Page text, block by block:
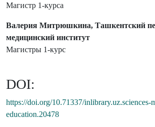
Магистр 1-курса
Валерия Митрюшкина, Ташкентский
медицинский институт
Магистры 1-курс
DOI:
https://doi.org/10.71337/inlibrary.uz.sciences-
education.20478